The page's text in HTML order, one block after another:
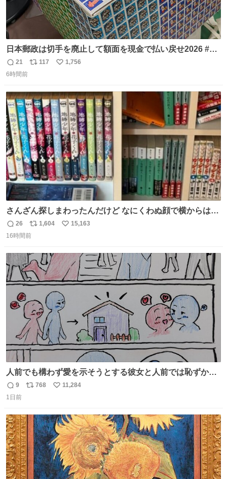
日本郵政は切手を廃止して額面を現金で払い戻せ2026 #日
本郵政 @JapanPostHD_PR
返
信
21
リ
ト
数
117
い
数
1,756
6時間前
さんざん探しまわったんだけど なにくわぬ顔で横からはえ
てた
返
信
26
リ
ポ
ト
数
1,604
い
数
15,163
16時間前
人前でも構わず愛を示そうとする彼女と人前では恥ずかし
いけど彼女を死ぬほど愛している彼氏 同士いませんか✋️
返
信
9
リ
ト
数
768
い
数
11,284
1日前